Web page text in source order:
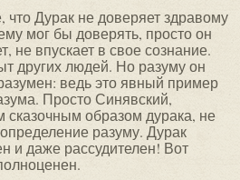
что Дурак не доверяет здравому
мог бы доверять, просто он
не впускает в свое сознание.
других людей. Но разуму он
ведь это явный пример
Просто Синявский,
сказоч­ным образом дурака, не
разуму. Дурак
и даже рассудителен! Вот